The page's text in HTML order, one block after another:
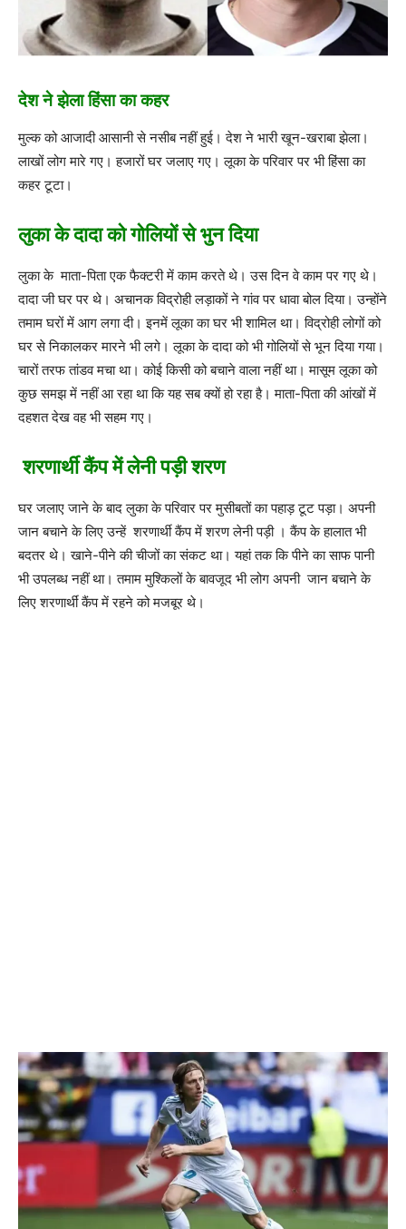
देश ने झेला हिंसा का कहर
मुल्क को आजादी आसानी से नसीब नहीं हुई। देश ने भारी खून-खराबा झेला।
लाखों लोग मारे गए। हजारों घर जलाए गए। लूका के परिवार पर भी हिंसा का
कहर टूटा।
लुका के दादा को गोलियों से भुन दिया
लुका के माता-पिता एक फैक्टरी में काम करते थे। उस दिन वे काम पर गए थे।
दादा जी घर पर थे। अचानक विद्रोही लड़ाकों ने गांव पर धावा बोल दिया। उन्होंने
तमाम घरों में आग लगा दी। इनमें लूका का घर भी शामिल था। विद्रोही लोगों को
घर से निकालकर मारने भी लगे। लूका के दादा को भी गोलियों से भून दिया गया।
चारों तरफ तांडव मचा था। कोई किसी को बचाने वाला नहीं था। मासूम लूका को
कुछ समझ में नहीं आ रहा था कि यह सब क्यों हो रहा है। माता-पिता की आंखों में
दहशत देख वह भी सहम गए।
शरणार्थी कैंप में लेनी पड़ी शरण
घर जलाए जाने के बाद लुका के परिवार पर मुसीबतों का पहाड़ टूट पड़ा। अपनी
जान बचाने के लिए उन्हें शरणार्थी कैंप में शरण लेनी पड़ी । कैंप के हालात भी
बदतर थे। खाने-पीने की चीजों का संकट था। यहां तक कि पीने का साफ पानी
भी उपलब्ध नहीं था। तमाम मुश्किलों के बावजूद भी लोग अपनी जान बचाने के
लिए शरणार्थीं कैंप में रहने को मजबूर थे।